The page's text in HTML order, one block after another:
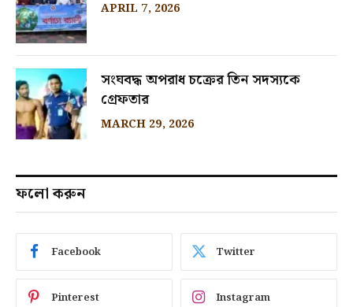
APRIL 7, 2026
সংঘবদ্ধ অপরাধ চক্রের তিন সদস্যকে
গ্রেফতার
MARCH 29, 2026
ফলো করুন
Facebook Twitter
Pinterest Instagram